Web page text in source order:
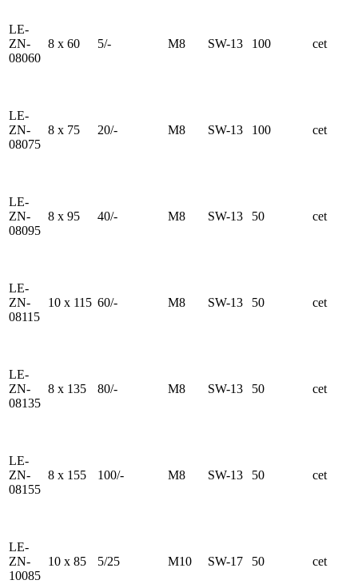
LE-
ZN-
08060
8 x 60 5/- M8 SW-13 100 cet
LE-
ZN-
08075
8 x 75 20/- M8 SW-13 100 cet
LE-
ZN-
08095
8 x 95 40/- M8 SW-13 50 cet
LE-
ZN-
08115
10 x 115 60/- M8 SW-13 50 cet
LE-
ZN-
08135
8 x 135 80/- M8 SW-13 50 cet
LE-
ZN-
08155
8 x 155 100/- M8 SW-13 50 cet
LE-
ZN-
10085
10 x 85 5/25 M10 SW-17 50 cet